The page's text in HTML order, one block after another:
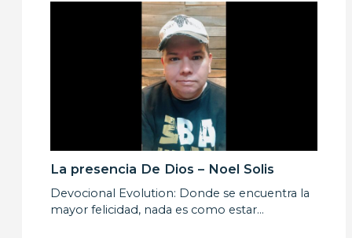
La presencia De Dios – Noel Solis
Devocional Evolution: Donde se encuentra la
mayor felicidad, nada es como estar…